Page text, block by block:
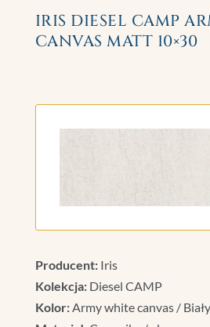
IRIS DIESEL CAMP
CANVAS MATT 10×30
Producent:Iris
Kolekcja:Diesel CAMP
Kolor:Army white canvas / Biały